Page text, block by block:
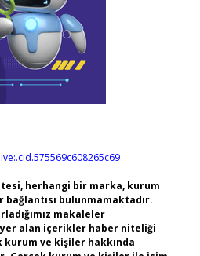
herhangi bir marka, kurum
bulunmamaktadır.
makaleler
yer alan içerikler haber niteliği
kurum ve kişiler hakkında